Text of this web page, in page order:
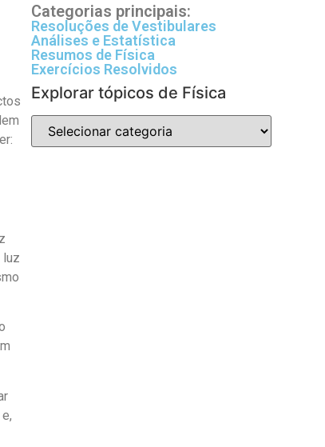
luz
Categorias principais:
Resoluções de Vestibulares
Análises e Estatística
Resumos de Física
Exercícios Resolvidos
Explorar tópicos de Física